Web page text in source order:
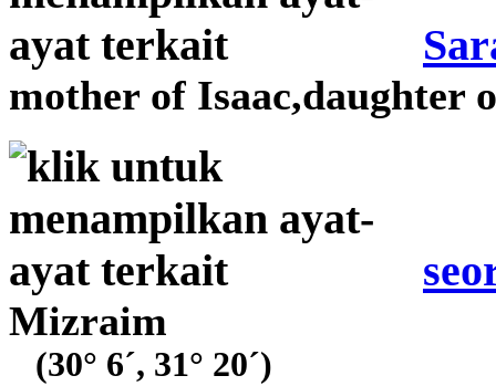
mother of Isaac,daughter
Mizraim
(30° 6´, 31° 20´)